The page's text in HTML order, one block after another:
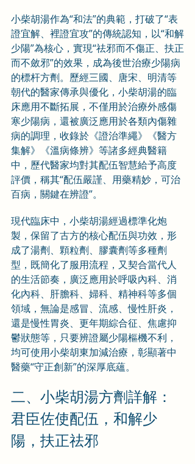
小柴胡湯作為“和法”的典範，打破了“表
證宜解、裡證宜攻”的傳統認知，以“和解
少陽”為核心，實現“祛邪而不傷正、扶正
而不斂邪”的效果，成為後世治療少陽病
的標杆方劑。歷經三國、唐宋、明清等
朝代的醫家傳承與優化，小柴胡湯的臨
床應用不斷拓展，不僅用於治療外感傷
寒少陽病，還被廣泛應用於各類內傷雜
病的調理，收錄於《證治準繩》《醫方
集解》《溫病條辨》等諸多經典醫籍
中，歷代醫家均對其配伍智慧給予高度
評價，稱其“配伍嚴謹、用藥精妙，可治
百病，關鍵在辨證”。
現代臨床中，小柴胡湯經過標準化炮
製，保留了古方的核心配伍與功效，形
成了湯劑、顆粒劑、膠囊劑等多種劑
型，既簡化了服用流程，又契合當代人
的生活節奏，廣泛應用於呼吸內科、消
化內科、肝膽科、婦科、精神科等多個
領域，無論是感冒、流感、慢性肝炎，
還是慢性胃炎、更年期綜合征、焦慮抑
鬱狀態等，只要辨證屬少陽樞機不利，
均可使用小柴胡東加減治療，彰顯著中
醫藥“守正創新”的深厚底蘊。
二、小柴胡湯方劑詳解：
君臣佐使配伍，和解少
陽，扶正祛邪